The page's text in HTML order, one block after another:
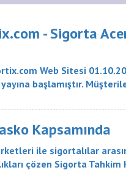
- Sigorta
Web Sitesi
başlamıştır.
neden tercih etmeleri
bilgilendiren ve Sitedeki
müşteri yö...
Kapsamında
ile sigortalılar
çözen Sigorta Tahkim